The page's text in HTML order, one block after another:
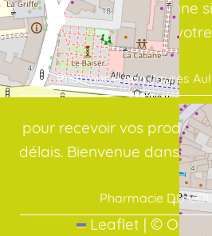
+−
Leaflet | ©
avec une interface en ligne
cœur de votre
Pharmacie ean Jaurès
pour recevoir vos produits
délais. Bienvenue dans
Pharmacie DU